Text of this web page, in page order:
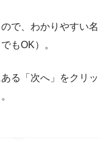
で、わかりやすい名
もOK）。
る「次へ」をクリッ